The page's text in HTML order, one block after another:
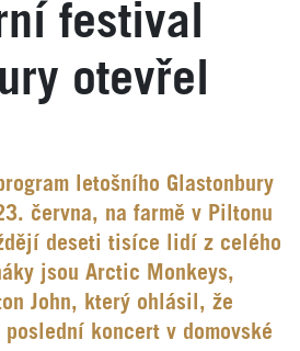
festival
otevřel
letošního Glastonbury
června, na farmě v Piltonu
deseti tisíce lidí z celého
jsou Arctic Monkeys,
John, který ohlásil, že
koncert v domovské